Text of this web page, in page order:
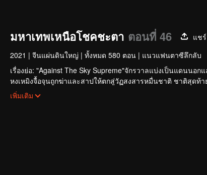
มหาเทพเหนือโชคชะตา ตอนที่ 46
แชร์
2021 | จีนแผ่นดินใหญ่ | ทั้งหมด 580 ตอน | แนวแฟนตาซีลึกลับ
เรื่องย่อ: "Against The Sky Supreme"จักรวาลแบ่งเป็นแดนน
หงเหมิงจื้อจุนถูกฆ่าและสาปให้ตกสู่วัฏสงสารหมื่นชาติ ชาติสุดท้
เพียรสุดท้ายรวมแผ่นดินเทียนฝาเป็นหนึ่ง
เพิ่มเติม